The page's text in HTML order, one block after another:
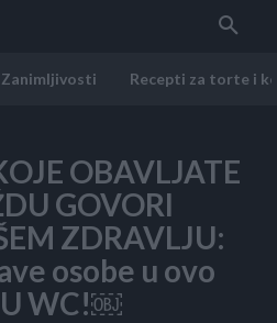
Zanimljivosti Recepti za torte i
OBAVLJATE
GOVORI
ZDRAVLJU:
osobe u ovo
WC!￼